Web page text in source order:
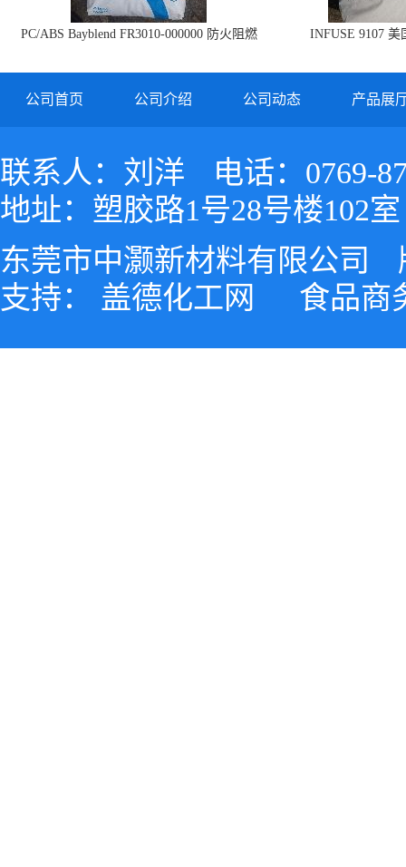
PC/ABS Bayblend FR3010-000000 防火阻燃
INFUSE 9107 美
公司首页 公司介绍 公司动态 产品展
联系人：刘洋
电话：0769-
地址：塑胶路1号28号楼102室
东莞市中灏新材料有限公司
支持： 盖德化工网 食品商